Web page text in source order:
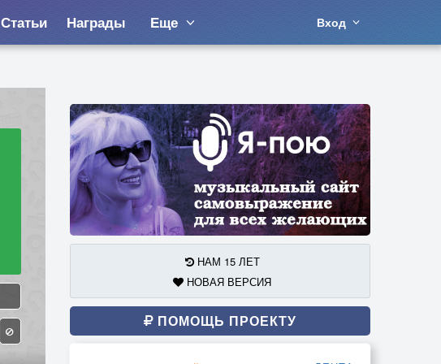
Статьи Награды Еще Вход
НАМ 15 ЛЕТ
НОВАЯ ВЕРСИЯ
ПОМОЩЬ ПРОЕКТУ